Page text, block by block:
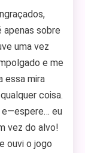
apenas sobre
uma vez
e me
essa mira
coisa.
e—espere… eu
vez do alvo!
ouvi o jogo